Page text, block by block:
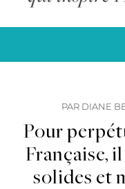
PAR DIANE
Pour
Française,
solides et